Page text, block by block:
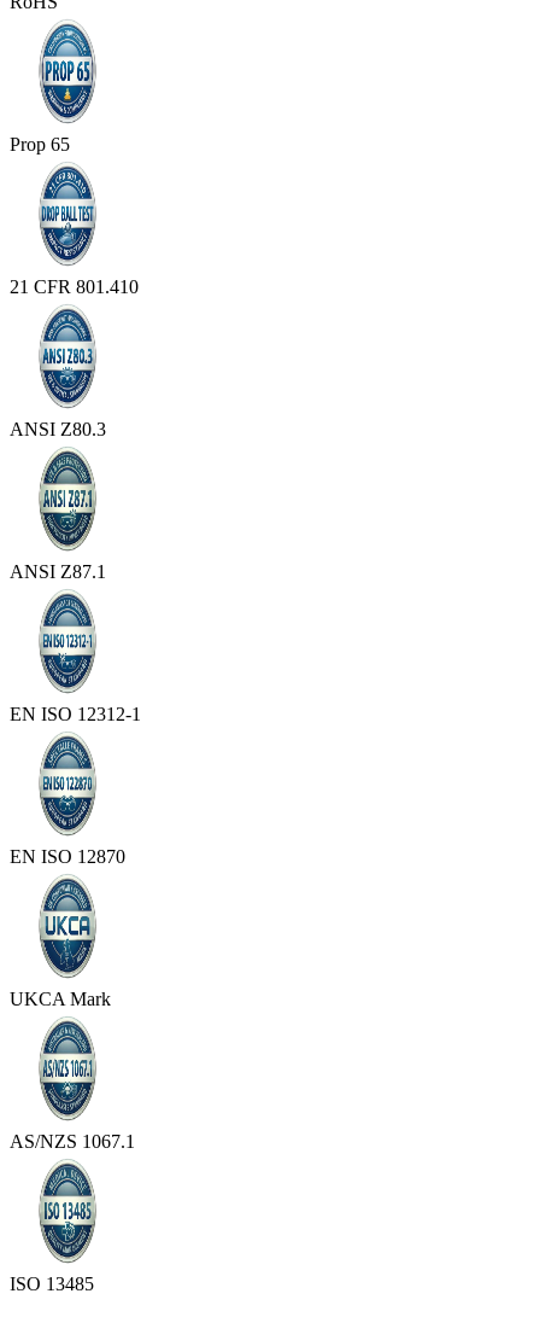
Prop 65
21 CFR 801.410
ANSI Z80.3
ANSI Z87.1
EN ISO 12312-1
EN ISO 12870
UKCA Mark
AS/NZS 1067.1
ISO 13485